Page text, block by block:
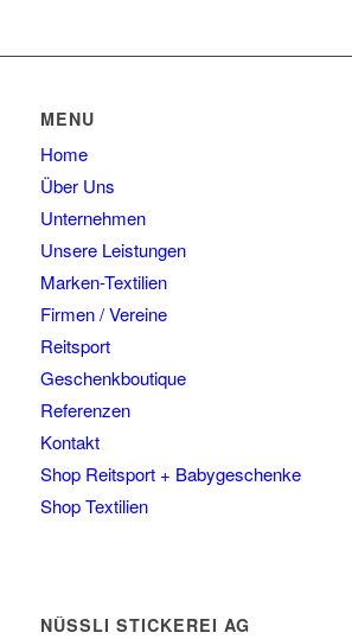
MENU
Home
Über Uns
Unternehmen
Unsere Leistungen
Marken-Textilien
Firmen / Vereine
Reitsport
Geschenkboutique
Referenzen
Kontakt
Shop Reitsport + Babygeschenke
Shop Textilien
NÜSSLI STICKEREI AG